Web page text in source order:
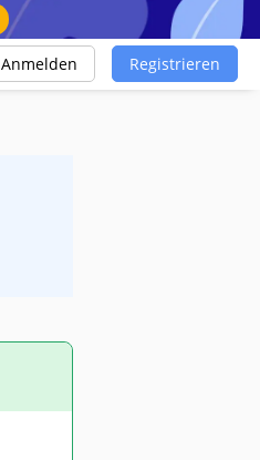
Anmelden Registrieren